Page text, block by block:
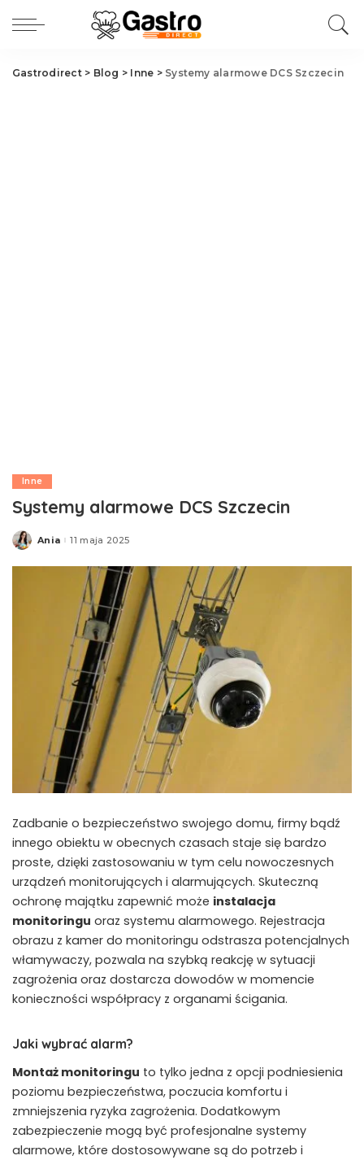
Gastrodirect> Blog > Inne > Systemy alarmowe DCS Szczecin
Inne
Systemy alarmowe DCS Szczecin
Posted
Ania 11 maja 2025
Zadbanie o bezpieczeństwo swojego domu, firmy bądź
innego obiektu w obecnych czasach staje się bardzo
proste, dzięki zastosowaniu w tym celu nowoczesnych
urządzeń monitorujących i alarmujących. Skuteczną
ochronę majątku zapewnić może instalacja
monitoringu oraz systemu alarmowego. Rejestracja
obrazu z kamer do monitoringu odstrasza potencjalnych
włamywaczy, pozwala na szybką reakcję w sytuacji
zagrożenia oraz dostarcza dowodów w momencie
konieczności współpracy z organami ścigania.
Jaki wybrać alarm?
Montaż monitoringu to tylko jedna z opcji podniesienia
poziomu bezpieczeństwa, poczucia komfortu i
zmniejszenia ryzyka zagrożenia. Dodatkowym
zabezpieczenie mogą być profesjonalne systemy
alarmowe, które dostosowywane są do potrzeb i